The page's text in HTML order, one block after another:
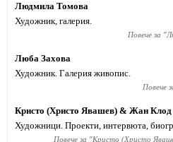
Людмила Томова
Художник, галерия.
Повече за "
Люба Захова
Художник. Галерия живопис.
Повече
Кристо (Христо Явашев) & Жан Клод
Художници. Проекти, интервюта,
Повече за "Кристо (Христо